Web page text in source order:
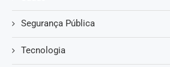
Segurança Pública
Tecnologia